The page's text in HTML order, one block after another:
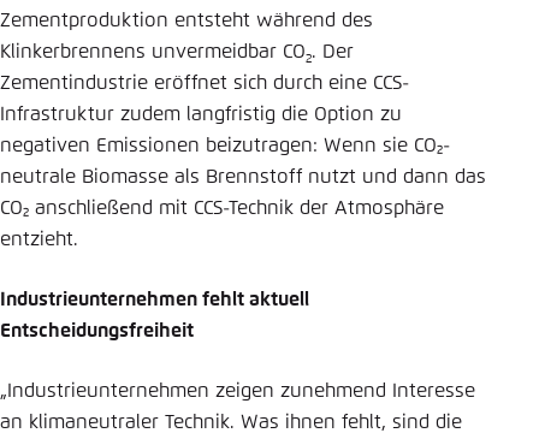
Zementproduktion entsteht während des
Klinkerbrennens unvermeidbar CO2. Der
Zementindustrie eröffnet sich durch eine CCS-
Infrastruktur zudem langfristig die Option zu
negativen Emissionen beizutragen: Wenn sie CO₂-
neutrale Biomasse als Brennstoff nutzt und dann das
CO₂ anschließend mit CCS-Technik der Atmosphäre
entzieht.
Industrieunternehmen fehlt aktuell
Entscheidungsfreiheit
„Industrieunternehmen zeigen zunehmend Interesse
an klimaneutraler Technik. Was ihnen fehlt, sind die